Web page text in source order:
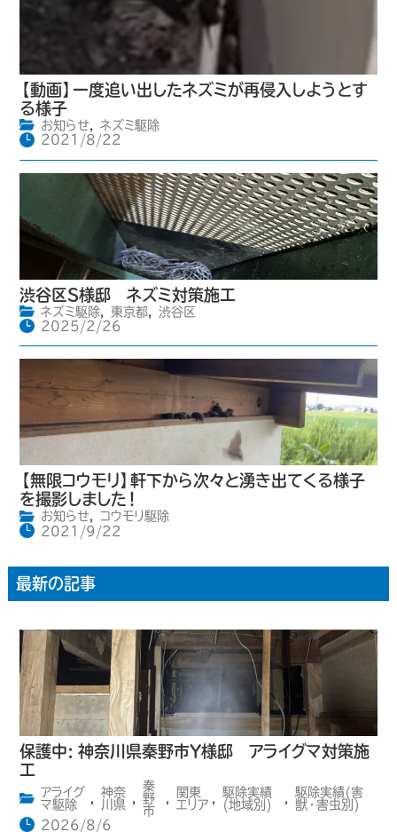
【動画】一度追い出したネズミが再侵入しようとす
る様子
お知らせ,
ネズミ駆除
2021/8/22
渋谷区S様邸 ネズミ対策施工
ネズミ駆除, 東京都,
渋谷区
2025/2/26
【無限コウモリ】軒下から次々と湧き出てくる様子
を撮影しました！
お知らせ,
コウモリ駆除
2021/9/22
最新の記事
保護中: 神奈川県秦野市Y様邸 アライグマ対策施
工
アライグ
マ駆除
,
神奈
川県 ,
秦
野
市
,
関東
エリア ,
駆除実績
(地域別)
,
駆除実績(害
獣・害虫別)
2026/8/6